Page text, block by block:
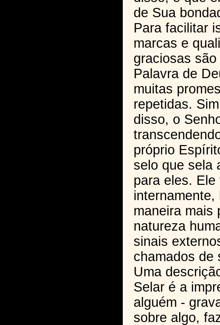
de Sua
Para facilitar
marcas e
graciosas
Palavra de
muitas
repetidas.
disso, o
próprio
selo que sela
para eles.
internamente,
maneira mais
natureza
sinais
chamados de
Uma
Selar é a
alguém -
sobre algo,